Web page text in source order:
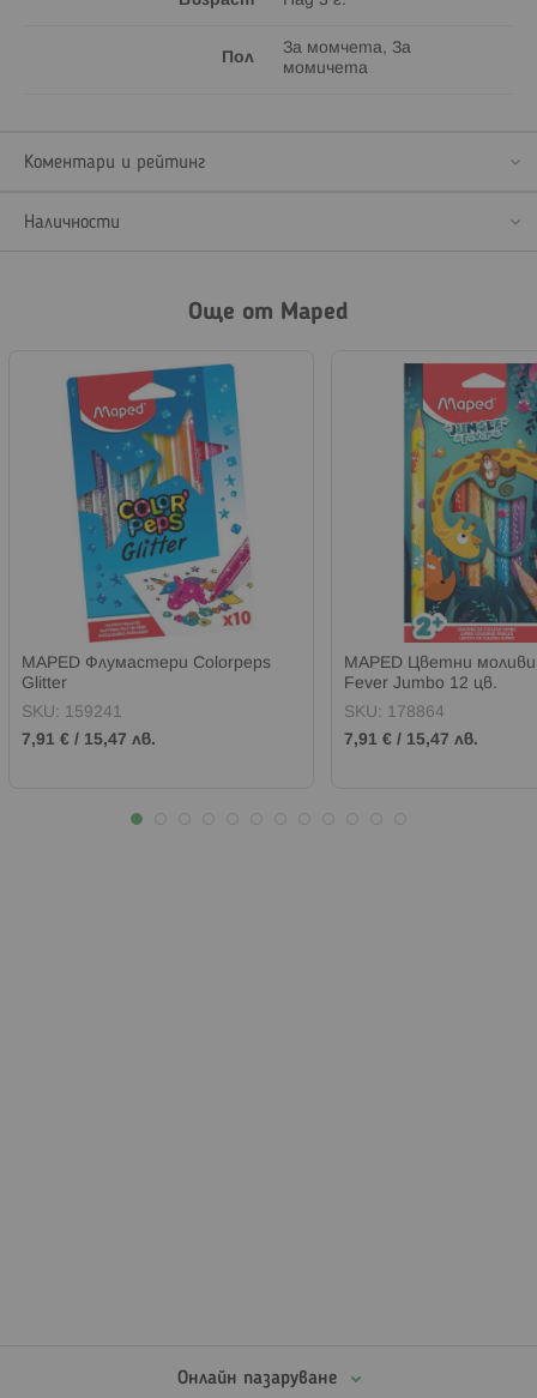
Пол
За момчета, За
момичета
Коментари и рейтинг
Наличности
Още от Maped
MAPED Флумастери Colorpeps
Glitter
SKU: 159241
7,91 € / 15,47 лв.
MAPED Цветни
Fever Jumbo 12 цв.
SKU: 178864
7,91 € / 15,47 лв.
Онлайн пазаруване